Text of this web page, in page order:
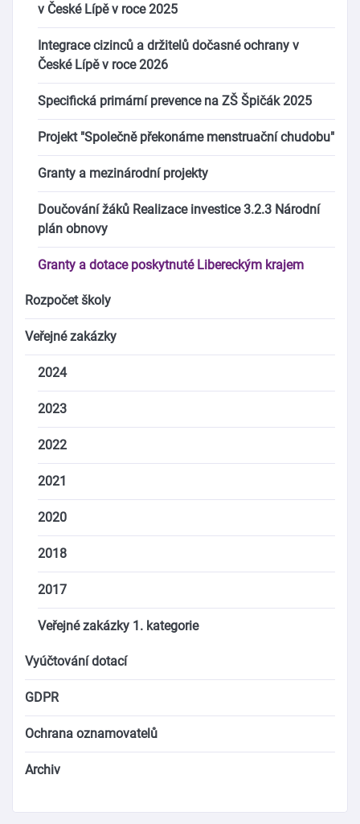
v České Lípě v roce 2025
Integrace cizinců a držitelů dočasné ochrany v
České Lípě v roce 2026
Specifická primární prevence na ZŠ Špičák 2025
Projekt "Společně překonáme menstruační chudobu"
Granty a mezinárodní projekty
Doučování žáků Realizace investice 3.2.3 Národní
plán obnovy
Granty a dotace poskytnuté Libereckým krajem
Rozpočet školy
Veřejné zakázky
2024
2023
2022
2021
2020
2018
2017
Veřejné zakázky 1. kategorie
Vyúčtování dotací
GDPR
Ochrana oznamovatelů
Archiv